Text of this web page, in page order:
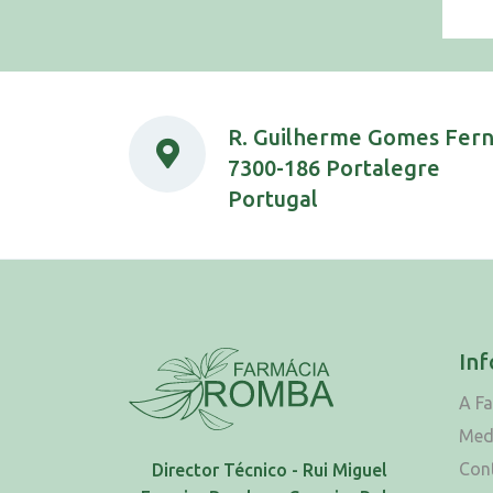
R. Guilherme Gomes
7300-186 Portalegre
Portugal
Director Técnico - Rui Miguel
A